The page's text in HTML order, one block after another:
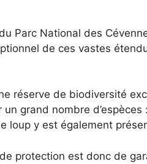
Parc National des
de ces vastes
réserve de biodiversité
grand nombre
loup y est également
protection est donc de